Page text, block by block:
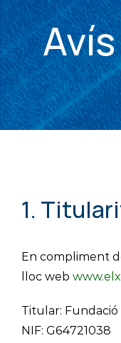
1.
En compliment
lloc web
Titular: Fundació
NIF: G64721038